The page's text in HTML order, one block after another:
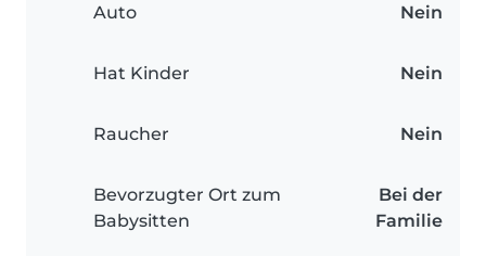
Auto Nein
Hat Kinder Nein
Raucher Nein
Bevorzugter Ort zum
Babysitten
Bei der
Familie